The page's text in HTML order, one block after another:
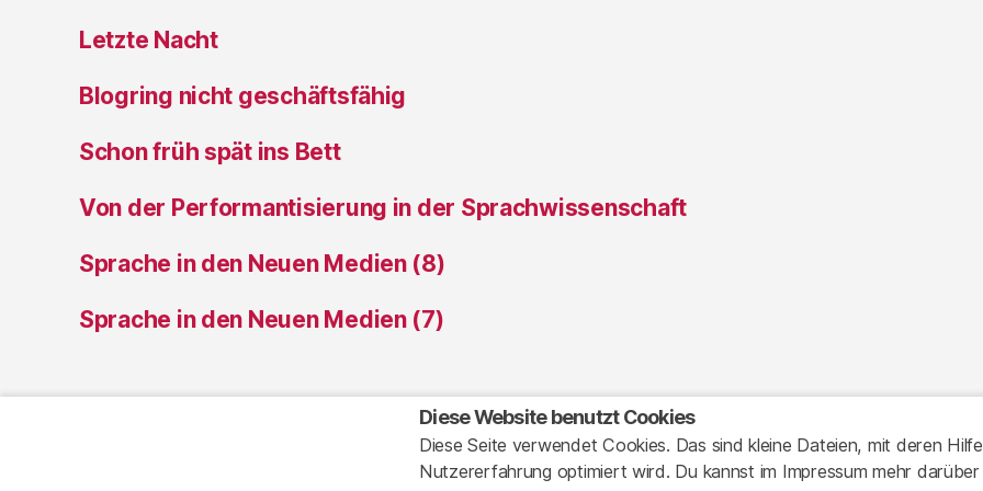
Letzte Nacht
Blogring nicht geschäftsfähig
Schon früh spät ins Bett
Von der Performantisierung in der Sprachwissenschaft
Sprache in den Neuen Medien (8)
Sprache in den Neuen Medien (7)
Diese Website benutzt Cookies
Diese Seite verwendet Cookies. Das sind kleine Dateien, mit deren
Nutzererfahrung optimiert wird. Du kannst im Impressum mehr darüber